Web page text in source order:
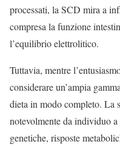
processati, la SCD mira a
compresa la funzione
l’equilibrio elettrolitico.
Tuttavia, mentre
considerare un’ampia
dieta in modo completo. La
notevolmente da individuo
genetiche, risposte